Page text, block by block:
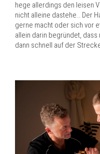
hege allerdings den leisen
nicht alleine dastehe… Der
gerne macht oder sich vor
allein darin begründet, dass
dann schnell auf der